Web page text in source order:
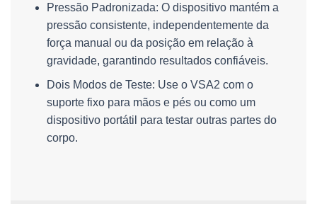
Pressão Padronizada: O dispositivo mantém a
pressão consistente, independentemente da
força manual ou da posição em relação à
gravidade, garantindo resultados confiáveis.
Dois Modos de Teste: Use o VSA2 com o
suporte fixo para mãos e pés ou como um
dispositivo portátil para testar outras partes do
corpo.